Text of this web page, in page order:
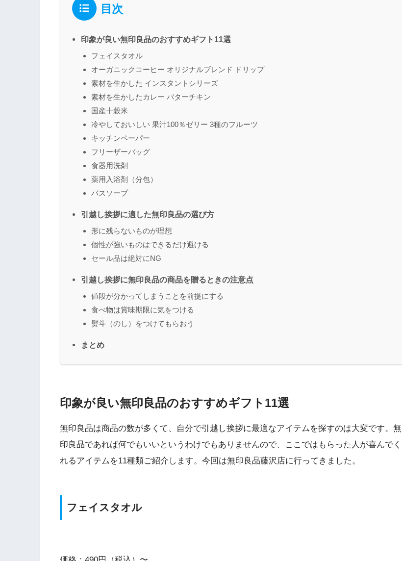
目次
印象が良い無印良品のおすすめギフト11選
フェイスタオル
オーガニックコーヒー オリジナルブレンド ドリップ
素材を生かした インスタントシリーズ
素材を生かしたカレー バターチキン
国産十穀米
冷やしておいしい 果汁100％ゼリー 3種のフルーツ
キッチンペーパー
フリーザーバッグ
食器用洗剤
薬用入浴剤（分包）
バスソープ
引越し挨拶に適した無印良品の選び方
形に残らないものが理想
個性が強いものはできるだけ避ける
セール品は絶対にNG
引越し挨拶に無印良品の商品を贈るときの注意点
値段が分かってしまうことを前提にする
食べ物は賞味期限に気をつける
熨斗（のし）をつけてもらおう
まとめ
印象が良い無印良品のおすすめギフト11選
無印良品は商品の数が多くて、自分で引越し挨拶に最適なアイテムを探すのは大変です。無
印良品であれば何でもいいというわけでもありませんので、ここではもらった人が喜んでく
れるアイテムを11種類ご紹介します。今回は無印良品藤沢店に行ってきました。
フェイスタオル